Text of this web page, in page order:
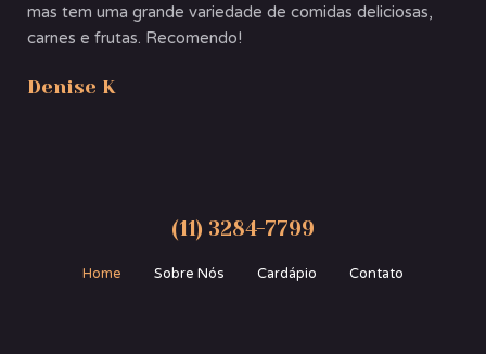
mas tem uma grande variedade de comidas deliciosas,
carnes e frutas. Recomendo!
Denise K
(11) 3284-7799
Home Sobre Nós Cardápio Contato